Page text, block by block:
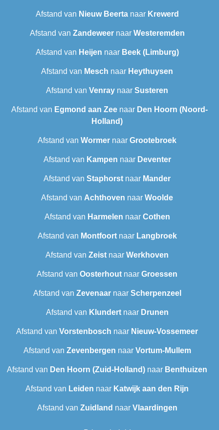
Afstand van Nieuw Beertanaar Krewerd
Afstand van Zandeweernaar Westeremden
Afstand van Heijen naar Beek (Limburg)
Afstand van Mesch naar Heythuysen
Afstand van Venray naar Susteren
Afstand van Egmond aan Zee naar Den Hoorn (Noord-
Holland)
Afstand van Wormer naar Grootebroek
Afstand van Kampen naar Deventer
Afstand van Staphorst naar Mander
Afstand van Achthoven naar Woolde
Afstand van Harmelen naar Cothen
Afstand van Montfoortnaar Langbroek
Afstand van Zeist naar Werkhoven
Afstand van Oosterhout naar Groessen
Afstand van Zevenaarnaar Scherpenzeel
Afstand van Klundertnaar Drunen
Afstand van Vorstenbosch naar Nieuw-Vossemeer
Afstand van Zevenbergen naar Vortum-Mullem
Afstand van Den Hoorn (Zuid-Holland) naar Benthuizen
Afstand van Leiden naar Katwijk aan den Rijn
Afstand van Zuidland naar Vlaardingen